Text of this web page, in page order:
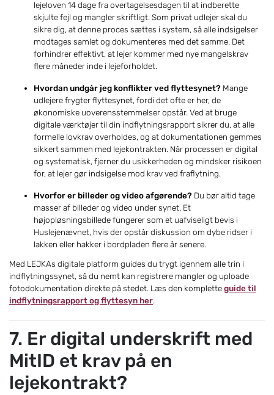
lejeloven 14 dage fra overtagelsesdagen til at indberette
skjulte fejl og mangler skriftligt. Som privat udlejer skal du
sikre dig, at denne proces sættes i system, så alle indsigelser
modtages samlet og dokumenteres med det samme. Det
forhindrer effektivt, at lejer kommer med nye mangelskrav
flere måneder inde i lejeforholdet.
Hvordan undgår jeg konflikter ved flyttesynet? Mange
udlejere frygter flyttesynet, fordi det ofte er her, de
økonomiske uoverensstemmelser opstår. Ved at bruge
digitale værktøjer til din indflytningsrapport sikrer du, at alle
formelle lovkrav overholdes, og at dokumentationen gemmes
sikkert sammen med lejekontrakten. Når processen er digital
og systematisk, fjerner du usikkerheden og mindsker risikoen
for, at lejer gør indsigelse mod krav ved fraflytning.
Hvorfor er billeder og video afgørende? Du bør altid tage
masser af billeder og video under synet. Et
højopløsningsbillede fungerer som et uafviseligt bevis i
Huslejenævnet, hvis der opstår diskussion om dybe ridser i
lakken eller hakker i bordpladen flere år senere.
Med LEJKAs digitale platform guides du trygt igennem alle trin i
indflytningssynet, så du nemt kan registrere mangler og uploade
fotodokumentation direkte på stedet. Læs den kompletteguide til
indflytningsrapport og flyttesyn her.
7. Er digital underskrift med
MitID et krav på en
lejekontrakt?